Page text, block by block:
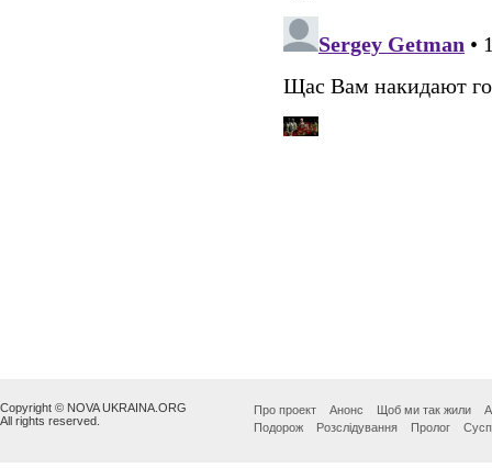
Copyright © NOVA UKRAINA.ORG
All rights reserved.
Про проект Анонс Щоб ми так жили
Подорож
Розслідування Пролог